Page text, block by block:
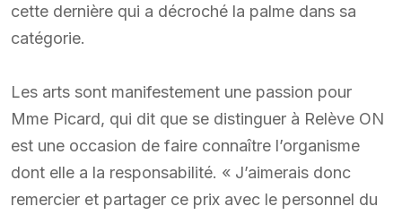
cette dernière qui a décroché la palme dans sa
catégorie.
Les arts sont manifestement une passion pour
Mme Picard, qui dit que se distinguer à Relève ON
est une occasion de faire connaître l’organisme
dont elle a la responsabilité. « J’aimerais donc
remercier et partager ce prix avec le personnel du